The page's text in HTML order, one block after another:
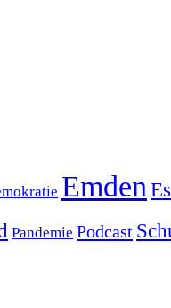
Emden
Pandemie Podcast